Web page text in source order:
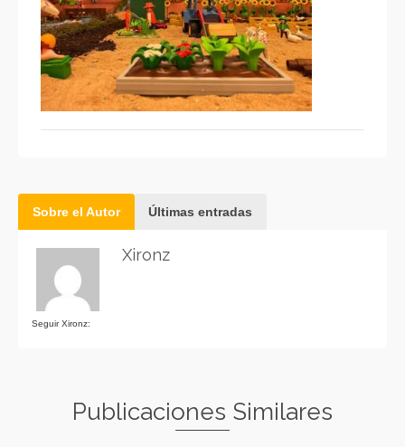
Sobre el Autor Últimas entradas
Seguir Xironz:
Xironz
Publicaciones Similares